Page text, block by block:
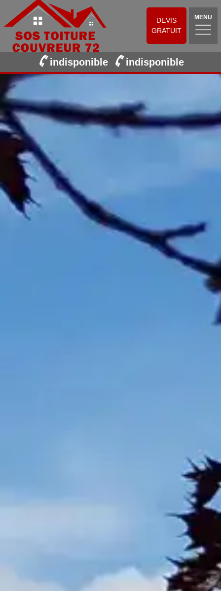
DEVIS
GRATUIT
MENU
indisponible indisponible